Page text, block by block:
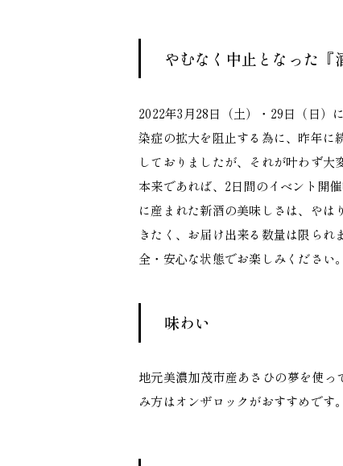
やむなく中止となった『
2022年3月28日（土）・29日（日
染症の拡大を阻止する為に、昨年に
しておりましたが、それが叶わず大
本来であれば、2日間のイベント開
に産まれた新酒の美味しさは、や
きたく、お届け出来る数量は限ら
全・安心な状態でお楽しみください
味わい
地元美濃加茂市産あさひの夢を使
み方はオンザロックがおすすめです。